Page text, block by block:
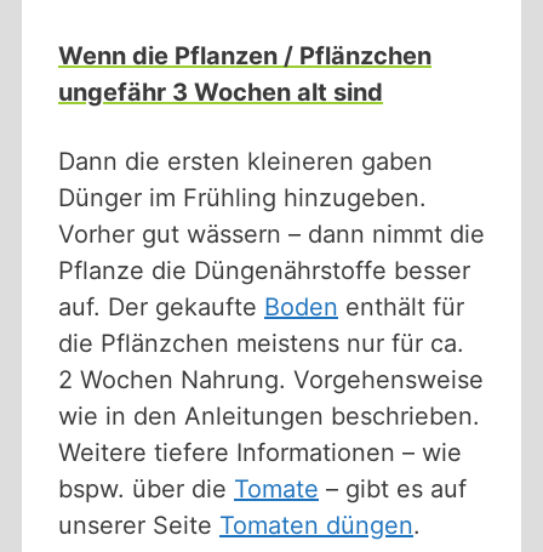
Wenn die Pflanzen / Pflänzchen
ungefähr 3 Wochen alt sind
Dann die ersten kleineren gaben
Dünger im Frühling hinzugeben.
Vorher gut wässern – dann nimmt die
Pflanze die Düngenährstoffe besser
auf. Der gekaufte Boden enthält für
die Pflänzchen meistens nur für ca.
2 Wochen Nahrung. Vorgehensweise
wie in den Anleitungen beschrieben.
Weitere tiefere Informationen – wie
bspw. über die Tomate – gibt es auf
unserer Seite Tomaten düngen.